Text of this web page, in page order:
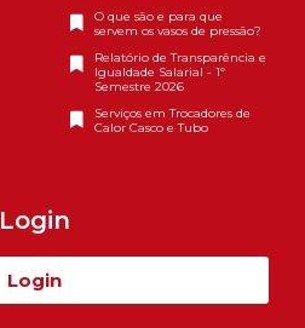
O que são e para que
servem os vasos de pressão?
Relatório de Transparência e
Igualdade Salarial - 1º
Semestre 2026
Serviços em Trocadores de
Calor Casco e Tubo
Login
Login